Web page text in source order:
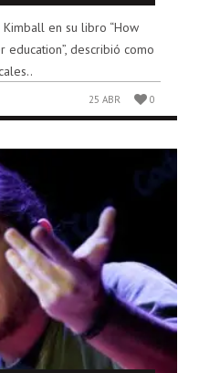
en su libro “How
describió como
25 ABR 0